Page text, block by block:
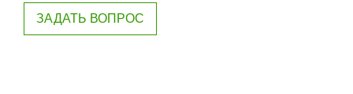
ЗАДАТЬ ВОПРОС